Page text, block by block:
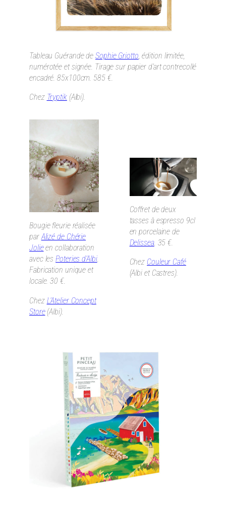
Tableau Guérande deSophie Griotto, édition limitée,
numérotée et signée. Tirage sur papier d’art contrecollé
encadré. 85x100cm. 585 €.
Chez Tryptik(Albi).
Bougie fleurie réalisée
parAlizé de Chérie
Jolieen collaboration
avec lesPoteries d’Albi.
Fabrication unique et
locale. 30 €.
Chez L’Atelier Concept
Store(Albi).
Coffret de deux
tasses à espresso 9cl
en porcelaine de
Delissea. 35 €.
Chez Couleur Café
(Albi et Castres).